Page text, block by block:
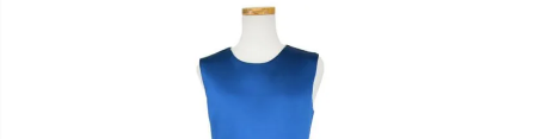
発表会・コンクール
Wedding
結婚式
フラワーガール・リングボーイ・ゲ
スト
実店舗 つくば店